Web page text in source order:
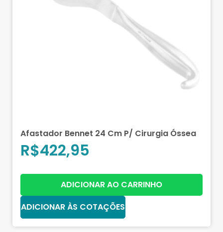
Afastador Bennet 24 Cm P/ Cirurgia Óssea
R$422,95
ADICIONAR AO CARRINHO
ADICIONAR ÀS COTAÇÕES